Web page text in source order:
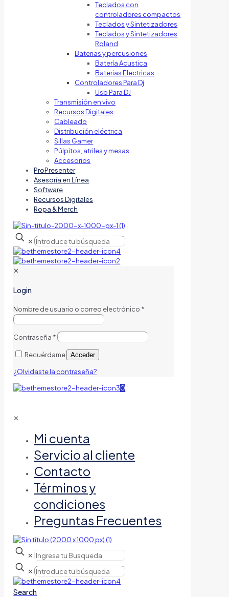
Teclados con
controladores compactos
Teclados y Sintetizadores
Teclados y Sintetizadores
Roland
Baterias y percusiones
Batería Acustica
Baterias Electricas
Controladores Para Dj
Usb Para DJ
Transmisión en vivo
Recursos Digitales
Cableado
Distribución eléctrica
Sillas Gamer
Púlpitos, atriles y mesas
Accesorios
ProPresenter
Asesoría en Línea
Software
Recursos Digitales
Ropa & Merch
✕
✕
Login
Nombre de usuario o correo electrónico *
Contraseña *
Recuérdame Acceder
¿Olvidaste la contraseña?
0
✕
Mi cuenta
Servicio al cliente
Contacto
Términos y
condiciones
Preguntas Frecuentes
✕
✕
Search